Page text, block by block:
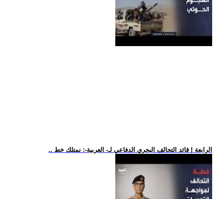
.. الرابعة | قائد التحالف البحري الدفاعي لـ- العربية-: نمتلك خط